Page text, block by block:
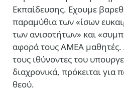
Εκπαίδευσης. Εχουμε
παραμύθια των «ίσων
των ανισοτήτων» και
αφορά τους ΑΜΕΑ μαθητές.
τους ιθύνοντες του
διαχρονικά, πρόκειται για
θεού.